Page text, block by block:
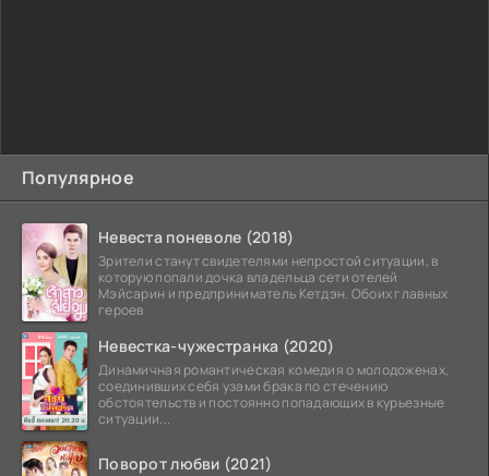
Популярное
Невеста поневоле (2018)
Зрители станут свидетелями непростой ситуации, в
которую попали дочка владельца сети отелей
Мэйсарин и предприниматель Кетдэн. Обоих главных
героев
Невестка-чужестранка (2020)
Динамичная романтическая комедия о молодоженах,
соединивших себя узами брака по стечению
обстоятельств и постоянно попадающих в курьезные
ситуации...
Поворот любви (2021)